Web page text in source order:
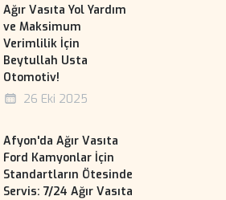
Ağır Vasıta Yol Yardım
ve Maksimum
Verimlilik İçin
Beytullah Usta
Otomotiv!
26 Eki 2025
Afyon'da Ağır Vasıta
Ford Kamyonlar İçin
Standartların Ötesinde
Servis: 7/24 Ağır Vasıta